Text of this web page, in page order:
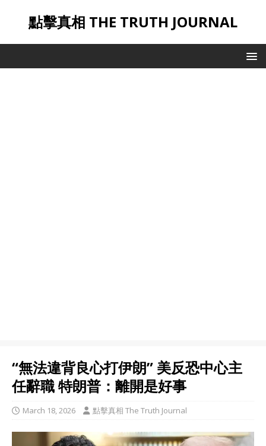
點擊真相 THE TRUTH JOURNAL
“無法違背良心打伊朗” 美反恐中心主
任辭職 特朗普：離開是好事
March 18, 2026 點擊真相 The Truth Journal